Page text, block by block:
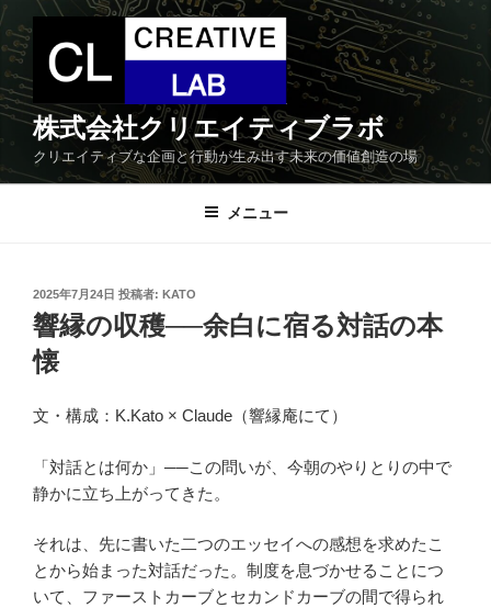
コ
ン
テ
ン
ツ
株式会社クリエイティブラボ
クリエイティブな企画と行動が生み出す未来の価値創造の場
メニュー
投
稿
日:
2025年7月24日 投稿者: KATO
響縁の収穫──余白に宿る対話の本
懐
文・構成：K.Kato × Claude（響縁庵にて）
「対話とは何か」──この問いが、今朝のやりとりの中で
静かに立ち上がってきた。
それは、先に書いた二つのエッセイへの感想を求めたこ
とから始まった対話だった。制度を息づかせることにつ
いて、ファーストカーブとセカンドカーブの間で得られ